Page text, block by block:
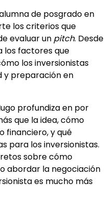
de posgrado en
los criterios que
evaluar un pitch. Desde
los factores que
los inversionistas
y preparación en
profundiza en por
que la idea, cómo
financiero, y qué
para los inversionistas.
sobre cómo
abordar la negociación
es mucho más